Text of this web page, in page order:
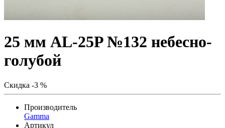
25 мм AL-25P №132 небесно-
голубой
Скидка -3 %
Производитель
Gamma
Артикул